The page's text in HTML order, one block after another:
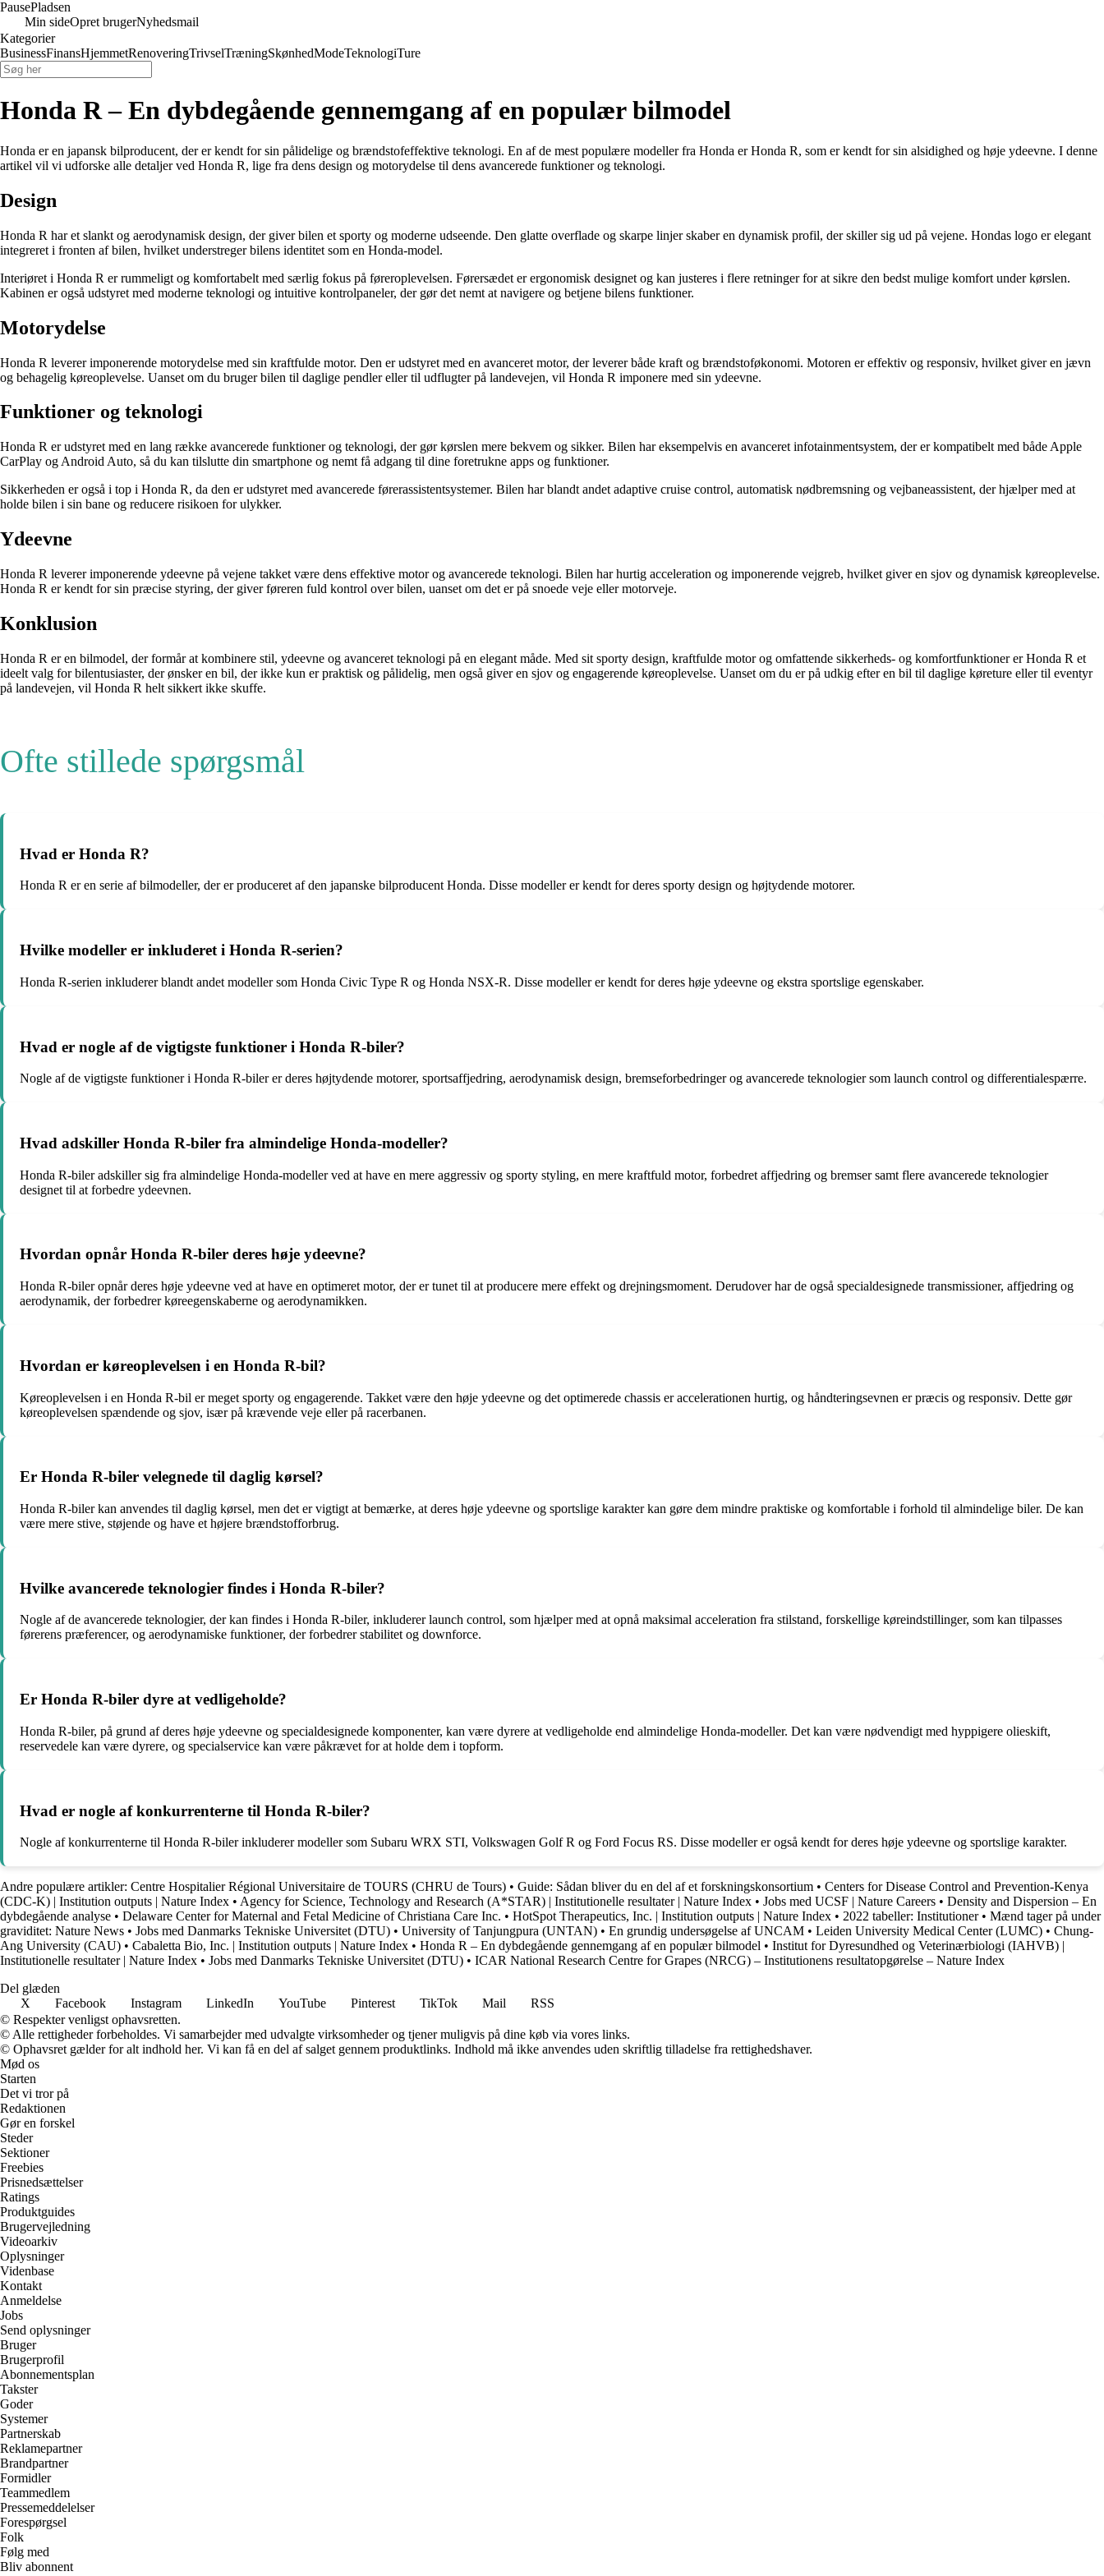
PausePladsen
Min sideOpret brugerNyhedsmail
Kategorier
BusinessFinansHjemmetRenoveringTrivselTræningSkønhedModeTeknologiTure
Honda R – En dybdegående gennemgang af en populær bilmodel
Honda er en japansk bilproducent, der er kendt for sin pålidelige og brændstofeffektive teknologi. En af de mest populære modeller fra Honda er Honda R, som er kendt for sin alsidighed og høje ydeevne. I denne
artikel vil vi udforske alle detaljer ved Honda R, lige fra dens design og motorydelse til dens avancerede funktioner og teknologi.
Design
Honda R har et slankt og aerodynamisk design, der giver bilen et sporty og moderne udseende. Den glatte overflade og skarpe linjer skaber en dynamisk profil, der skiller sig ud på vejene. Hondas logo er elegant
integreret i fronten af bilen, hvilket understreger bilens identitet som en Honda-model.
Interiøret i Honda R er rummeligt og komfortabelt med særlig fokus på føreroplevelsen. Førersædet er ergonomisk designet og kan justeres i flere retninger for at sikre den bedst mulige komfort under kørslen.
Kabinen er også udstyret med moderne teknologi og intuitive kontrolpaneler, der gør det nemt at navigere og betjene bilens funktioner.
Motorydelse
Honda R leverer imponerende motorydelse med sin kraftfulde motor. Den er udstyret med en avanceret motor, der leverer både kraft og brændstoføkonomi. Motoren er effektiv og responsiv, hvilket giver en jævn
og behagelig køreoplevelse. Uanset om du bruger bilen til daglige pendler eller til udflugter på landevejen, vil Honda R imponere med sin ydeevne.
Funktioner og teknologi
Honda R er udstyret med en lang række avancerede funktioner og teknologi, der gør kørslen mere bekvem og sikker. Bilen har eksempelvis en avanceret infotainmentsystem, der er kompatibelt med både Apple
CarPlay og Android Auto, så du kan tilslutte din smartphone og nemt få adgang til dine foretrukne apps og funktioner.
Sikkerheden er også i top i Honda R, da den er udstyret med avancerede førerassistentsystemer. Bilen har blandt andet adaptive cruise control, automatisk nødbremsning og vejbaneassistent, der hjælper med at
holde bilen i sin bane og reducere risikoen for ulykker.
Ydeevne
Honda R leverer imponerende ydeevne på vejene takket være dens effektive motor og avancerede teknologi. Bilen har hurtig acceleration og imponerende vejgreb, hvilket giver en sjov og dynamisk køreoplevelse.
Honda R er kendt for sin præcise styring, der giver føreren fuld kontrol over bilen, uanset om det er på snoede veje eller motorveje.
Konklusion
Honda R er en bilmodel, der formår at kombinere stil, ydeevne og avanceret teknologi på en elegant måde. Med sit sporty design, kraftfulde motor og omfattende sikkerheds- og komfortfunktioner er Honda R et
ideelt valg for bilentusiaster, der ønsker en bil, der ikke kun er praktisk og pålidelig, men også giver en sjov og engagerende køreoplevelse. Uanset om du er på udkig efter en bil til daglige køreture eller til eventyr
på landevejen, vil Honda R helt sikkert ikke skuffe.
Ofte stillede spørgsmål
Hvad er Honda R?
Honda R er en serie af bilmodeller, der er produceret af den japanske bilproducent Honda. Disse modeller er kendt for deres sporty design og højtydende motorer.
Hvilke modeller er inkluderet i Honda R-serien?
Honda R-serien inkluderer blandt andet modeller som Honda Civic Type R og Honda NSX-R. Disse modeller er kendt for deres høje ydeevne og ekstra sportslige egenskaber.
Hvad er nogle af de vigtigste funktioner i Honda R-biler?
Nogle af de vigtigste funktioner i Honda R-biler er deres højtydende motorer, sportsaffjedring, aerodynamisk design, bremseforbedringer og avancerede teknologier som launch control og differentialespærre.
Hvad adskiller Honda R-biler fra almindelige Honda-modeller?
Honda R-biler adskiller sig fra almindelige Honda-modeller ved at have en mere aggressiv og sporty styling, en mere kraftfuld motor, forbedret affjedring og bremser samt flere avancerede teknologier
designet til at forbedre ydeevnen.
Hvordan opnår Honda R-biler deres høje ydeevne?
Honda R-biler opnår deres høje ydeevne ved at have en optimeret motor, der er tunet til at producere mere effekt og drejningsmoment. Derudover har de også specialdesignede transmissioner, affjedring og
aerodynamik, der forbedrer køreegenskaberne og aerodynamikken.
Hvordan er køreoplevelsen i en Honda R-bil?
Køreoplevelsen i en Honda R-bil er meget sporty og engagerende. Takket være den høje ydeevne og det optimerede chassis er accelerationen hurtig, og håndteringsevnen er præcis og responsiv. Dette gør
køreoplevelsen spændende og sjov, især på krævende veje eller på racerbanen.
Er Honda R-biler velegnede til daglig kørsel?
Honda R-biler kan anvendes til daglig kørsel, men det er vigtigt at bemærke, at deres høje ydeevne og sportslige karakter kan gøre dem mindre praktiske og komfortable i forhold til almindelige biler. De kan
være mere stive, støjende og have et højere brændstofforbrug.
Hvilke avancerede teknologier findes i Honda R-biler?
Nogle af de avancerede teknologier, der kan findes i Honda R-biler, inkluderer launch control, som hjælper med at opnå maksimal acceleration fra stilstand, forskellige køreindstillinger, som kan tilpasses
førerens præferencer, og aerodynamiske funktioner, der forbedrer stabilitet og downforce.
Er Honda R-biler dyre at vedligeholde?
Honda R-biler, på grund af deres høje ydeevne og specialdesignede komponenter, kan være dyrere at vedligeholde end almindelige Honda-modeller. Det kan være nødvendigt med hyppigere olieskift,
reservedele kan være dyrere, og specialservice kan være påkrævet for at holde dem i topform.
Hvad er nogle af konkurrenterne til Honda R-biler?
Nogle af konkurrenterne til Honda R-biler inkluderer modeller som Subaru WRX STI, Volkswagen Golf R og Ford Focus RS. Disse modeller er også kendt for deres høje ydeevne og sportslige karakter.
Andre populære artikler: Centre Hospitalier Régional Universitaire de TOURS (CHRU de Tours) • Guide: Sådan bliver du en del af et forskningskonsortium • Centers for Disease Control and Prevention-Kenya
(CDC-K) | Institution outputs | Nature Index • Agency for Science, Technology and Research (A*STAR) | Institutionelle resultater | Nature Index • Jobs med UCSF | Nature Careers • Density and Dispersion – En
dybdegående analyse • Delaware Center for Maternal and Fetal Medicine of Christiana Care Inc. • HotSpot Therapeutics, Inc. | Institution outputs | Nature Index • 2022 tabeller: Institutioner• Mænd tager på under
graviditet: Nature News • Jobs med Danmarks Tekniske Universitet (DTU) • University of Tanjungpura (UNTAN) • En grundig undersøgelse af UNCAM • Leiden University Medical Center (LUMC) • Chung-
Ang University (CAU) • Cabaletta Bio, Inc. | Institution outputs | Nature Index • Honda R – En dybdegående gennemgang af en populær bilmodel • Institut for Dyresundhed og Veterinærbiologi (IAHVB) |
Institutionelle resultater | Nature Index • Jobs med Danmarks Tekniske Universitet (DTU) • ICAR National Research Centre for Grapes (NRCG) – Institutionens resultatopgørelse – Nature Index
Del glæden
X
Facebook Instagram LinkedIn YouTube Pinterest TikTok Mail
RSS
© Respekter venligst ophavsretten.
© Alle rettigheder forbeholdes. Vi samarbejder med udvalgte virksomheder og tjener muligvis på dine køb via vores links.
© Ophavsret gælder for alt indhold her. Vi kan få en del af salget gennem produktlinks. Indhold må ikke anvendes uden skriftlig tilladelse fra rettighedshaver.
Mød os
Starten
Det vi tror på
Redaktionen
Gør en forskel
Steder
Sektioner
Freebies
Prisnedsættelser
Ratings
Produktguides
Brugervejledning
Videoarkiv
Oplysninger
Videnbase
Kontakt
Anmeldelse
Jobs
Send oplysninger
Bruger
Brugerprofil
Abonnementsplan
Takster
Goder
Systemer
Partnerskab
Reklamepartner
Brandpartner
Formidler
Teammedlem
Pressemeddelelser
Forespørgsel
Folk
Følg med
Bliv abonnent